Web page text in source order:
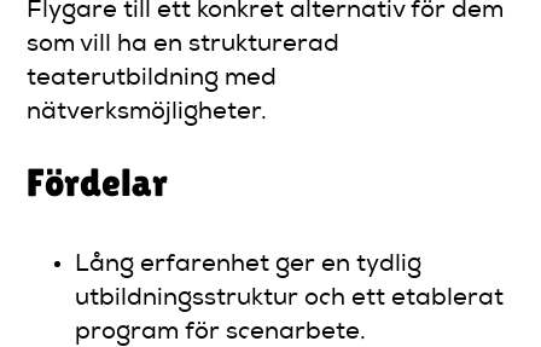
Flygare till ett konkret alternativ för dem
som vill ha en strukturerad
teaterutbildning med
nätverksmöjligheter.
Fördelar
Lång erfarenhet ger en tydlig
utbildningsstruktur och ett etablerat
program för scenarbete.